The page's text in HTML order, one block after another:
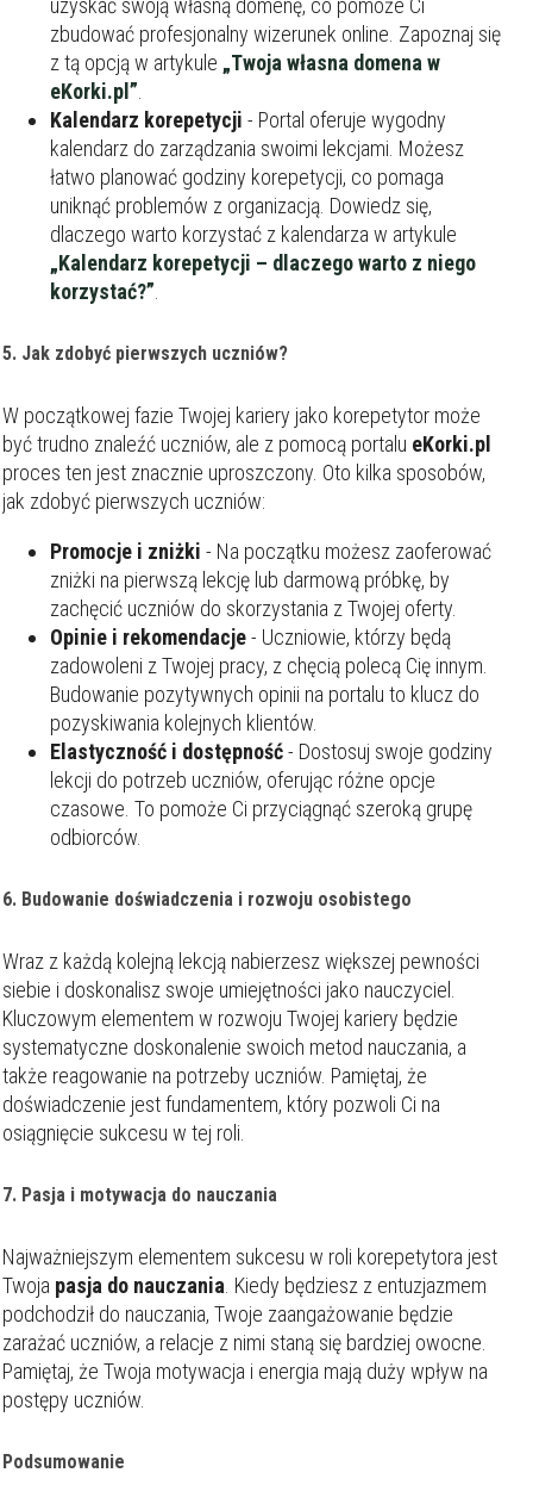
uzyskać swoją własną domenę, co pomoże Ci
zbudować profesjonalny wizerunek online. Zapoznaj się
z tą opcją w artykule „Twoja własna domena w
eKorki.pl”
Kalendarz korepetycji - Portal oferuje wygodny
kalendarz do zarządzania swoimi lekcjami. Możesz
łatwo planować godziny korepetycji, co pomaga
uniknąć problemów z organizacją. Dowiedz się,
dlaczego warto korzystać z kalendarza w artykule
„Kalendarz korepetycji – dlaczego warto z niego
korzystać?”
5. Jak zdobyć pierwszych uczniów?
W początkowej fazie Twojej kariery jako korepetytor może
być trudno znaleźć uczniów, ale z pomocą portalu eKorki.pl
proces ten jest znacznie uproszczony. Oto kilka sposobów,
jak zdobyć pierwszych uczniów:
Promocje i zniżki - Na początku możesz zaoferować
zniżki na pierwszą lekcję lub darmową próbkę, by
zachęcić uczniów do skorzystania z Twojej oferty.
Opinie i rekomendacje- Uczniowie, którzy będą
zadowoleni z Twojej pracy, z chęcią polecą Cię innym.
Budowanie pozytywnych opinii na portalu to klucz do
pozyskiwania kolejnych klientów.
Elastyczność i dostępność- Dostosuj swoje godziny
lekcji do potrzeb uczniów, oferując różne opcje
czasowe. To pomoże Ci przyciągnąć szeroką grupę
odbiorców.
6. Budowanie doświadczenia i rozwoju osobistego
Wraz z każdą kolejną lekcją nabierzesz większej pewności
siebie i doskonalisz swoje umiejętności jako nauczyciel.
Kluczowym elementem w rozwoju Twojej kariery będzie
systematyczne doskonalenie swoich metod nauczania, a
także reagowanie na potrzeby uczniów. Pamiętaj, że
doświadczenie jest fundamentem, który pozwoli Ci na
osiągnięcie sukcesu w tej roli.
7. Pasja i motywacja do nauczania
Najważniejszym elementem sukcesu w roli korepetytora jest
Twoja pasja do nauczania . Kiedy będziesz z entuzjazmem
podchodził do nauczania, Twoje zaangażowanie będzie
zarażać uczniów, a relacje z nimi staną się bardziej owocne.
Pamiętaj, że Twoja motywacja i energia mają duży wpływ na
postępy uczniów.
Podsumowanie